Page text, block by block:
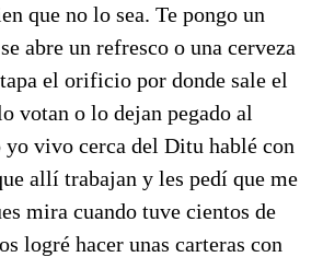
que no lo sea. Te pongo un
abre un refresco o una cerveza
el orificio por donde sale el
votan o lo dejan pegado al
vivo cerca del Ditu hablé con
allí trabajan y les pedí que me
mira cuando tuve cientos de
logré hacer unas carteras con